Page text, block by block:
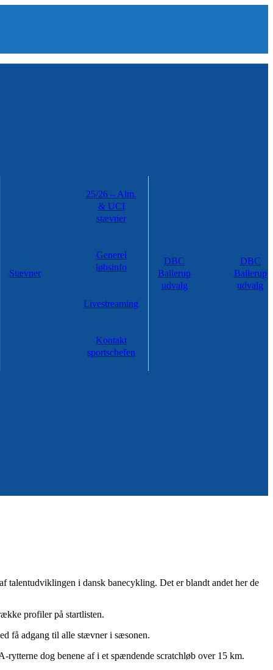
Stævner
25/26 – Alm.
& UCI
stævner
Generel
løbsinfo
Livestreaming
Kontakt
sportschefen
DBC
Ballerup
udvalg
DBC
Ballerup
udvalg
i dansk banecykling. Det er blandt andet her de
profiler på startlisten.
få adgang til alle stævner i sæsonen.
dog benene af i et spændende scratchløb over 15 km.